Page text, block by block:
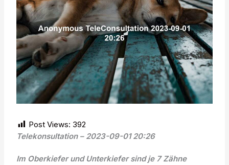
Post Views: 392
Telekonsultation – 2023-09-01 20:26
Im Oberkiefer und Unterkiefer sind je 7 Zähne